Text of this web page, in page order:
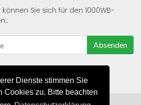
Dienste stimmen Sie
Cookies zu. Bitte beachten
können Sie sich für den 1000WB-
Absenden